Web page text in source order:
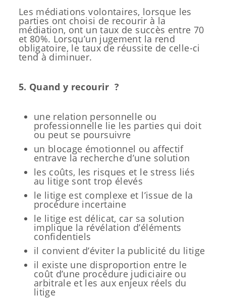
Les médiations volontaires, lorsque les
parties ont choisi de recourir à la
médiation, ont un taux de succès entre 70
et 80%. Lorsqu’un jugement la rend
obligatoire, le taux de réussite de celle-ci
tend à diminuer.
5. Quand y recourir ?
une relation personnelle ou
professionnelle lie les parties qui doit
ou peut se poursuivre
un blocage émotionnel ou affectif
entrave la recherche d’une solution
les coûts, les risques et le stress liés
au litige sont trop élevés
le litige est complexe et l’issue de la
procédure incertaine
le litige est délicat, car sa solution
implique la révélation d’éléments
confidentiels
il convient d’éviter la publicité du litige
il existe une disproportion entre le
coût d’une procédure judiciaire ou
arbitrale et les aux enjeux réels du
litige